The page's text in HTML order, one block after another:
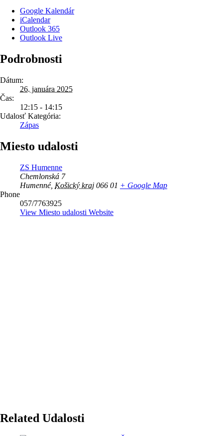
Google Kalendár
iCalendar
Outlook 365
Outlook Live
Podrobnosti
Dátum:
26. januára 2025
Čas:
12:15 - 14:15
Udalosť Kategória:
Zápas
Miesto udalosti
ZS Humenne
Chemlonská 7
Humenné, Košický kraj 066 01 + Google Map
Phone
057/7763925
View Miesto udalosti Website
Related Udalosti